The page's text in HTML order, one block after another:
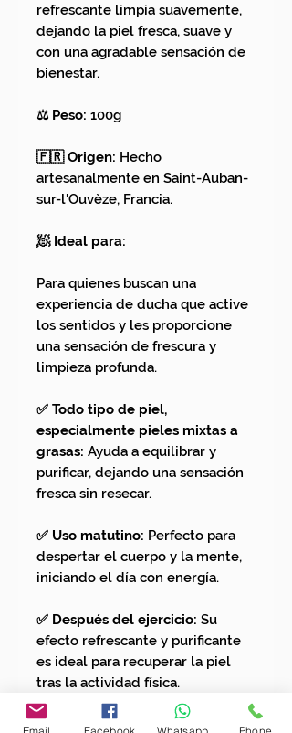
refrescante limpia suavemente,
dejando la piel fresca, suave y
con una agradable sensación de
bienestar.
⚖️ Peso: 100g
🇫🇷 Origen: Hecho
artesanalmente en Saint-Auban-
sur-l'Ouvèze, Francia.
🧖 Ideal para:
Para quienes buscan una
experiencia de ducha que active
los sentidos y les proporcione
una sensación de frescura y
limpieza profunda.
✅ Todo tipo de piel,
especialmente pieles mixtas a
grasas: Ayuda a equilibrar y
purificar, dejando una sensación
fresca sin resecar.
✅ Uso matutino: Perfecto para
despertar el cuerpo y la mente,
iniciando el día con energía.
✅ Después del ejercicio: Su
efecto refrescante y purificante
es ideal para recuperar la piel
tras la actividad física.
✅ Amantes de los aromas
Email Facebook Whatsapp Phone